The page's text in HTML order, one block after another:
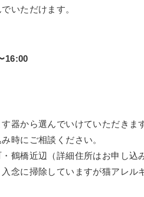
いただけます。
16:00
器から選んでいけていただき
時にご相談ください。
鶴橋近辺（詳細住所はお申し込
念に掃除していますが猫アレル